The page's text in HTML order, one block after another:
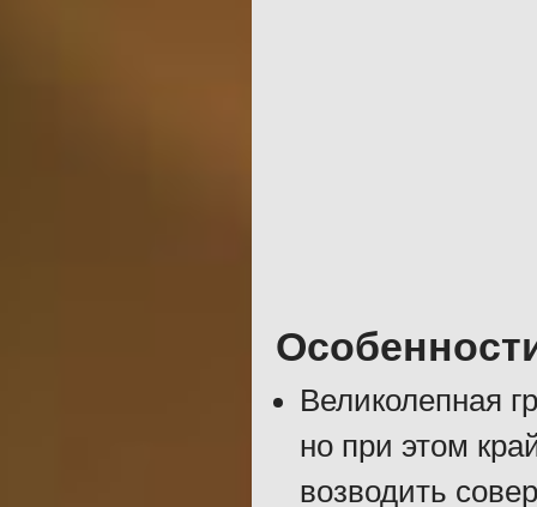
Великолепная
но при этом
возводить